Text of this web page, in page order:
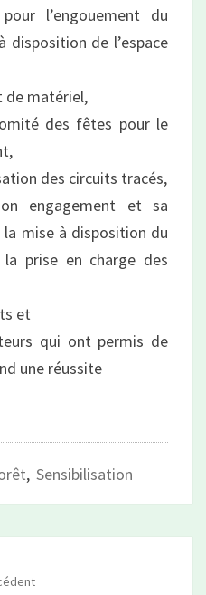
l’engouement du
disposition de l’espace
de matériel,
des fêtes pour le
des circuits tracés,
engagement et sa
mise à disposition du
prise en charge des
et
qui ont permis de
une réussite
, Sensibilisation